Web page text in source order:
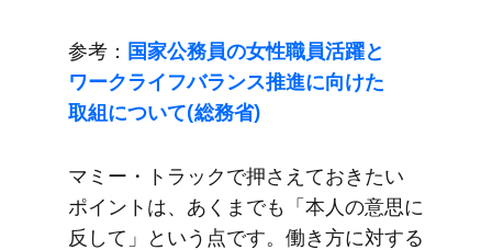
参考： 国家公務員の​女性職員活躍と​
ワークライフバランス推進に​向けた​
取組に​ついて​(総務省)
マミー・トラックで​押さえて​おきたい​
ポイントは、​あくまでも​「本人の​意思に​
反して」と​いう​点です。​働き方に​対する​